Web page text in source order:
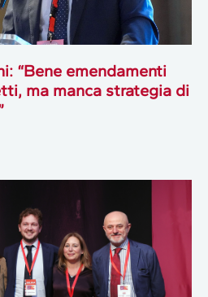
“Bene emendamenti
ma manca strategia di